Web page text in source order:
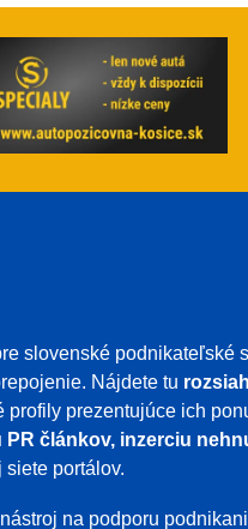
slovenské podnikateľské
Nájdete tu
prezentujúce ich
článkov, inzerciu
siete portálov.
na podporu